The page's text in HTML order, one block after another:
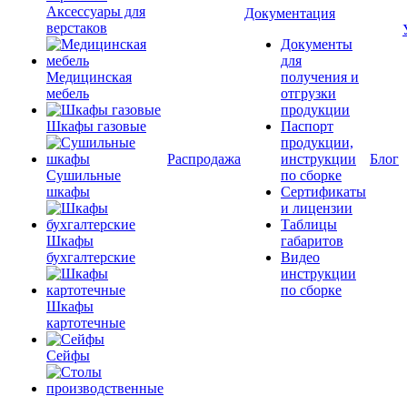
Аксессуары для
верстаков
Медицинская
мебель
Шкафы газовые
Сушильные
шкафы
Шкафы
бухгалтерские
Шкафы
картотечные
Сейфы
Распродажа
Документация
Документы
для
получения и
отгрузки
продукции
Паспорт
продукции,
инструкции
по сборке
Сертификаты
и лицензии
Таблицы
габаритов
Видео
инструкции
по сборке
Блог